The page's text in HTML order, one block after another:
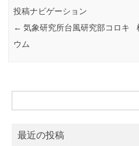
投稿ナビゲーション
← 気象研究所台風研究部コロキ
ウム
索:
最近の投稿